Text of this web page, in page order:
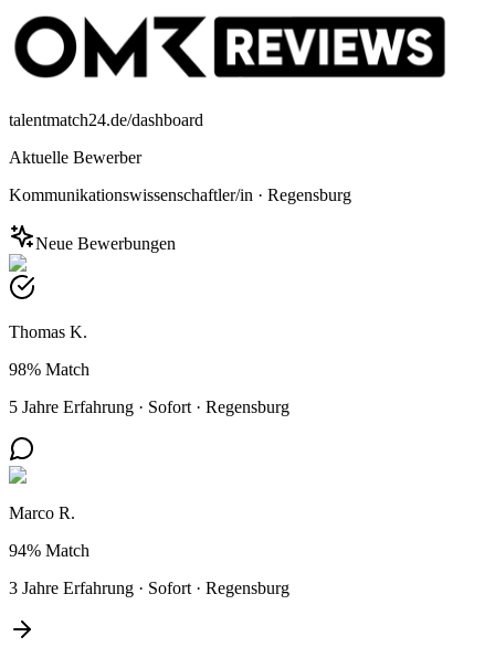
talentmatch24.de/dashboard
Aktuelle Bewerber
Kommunikationswissenschaftler/in · Regensburg
Neue Bewerbungen
Thomas K.
98% Match
5 Jahre Erfahrung · Sofort · Regensburg
Marco R.
94% Match
3 Jahre Erfahrung · Sofort · Regensburg